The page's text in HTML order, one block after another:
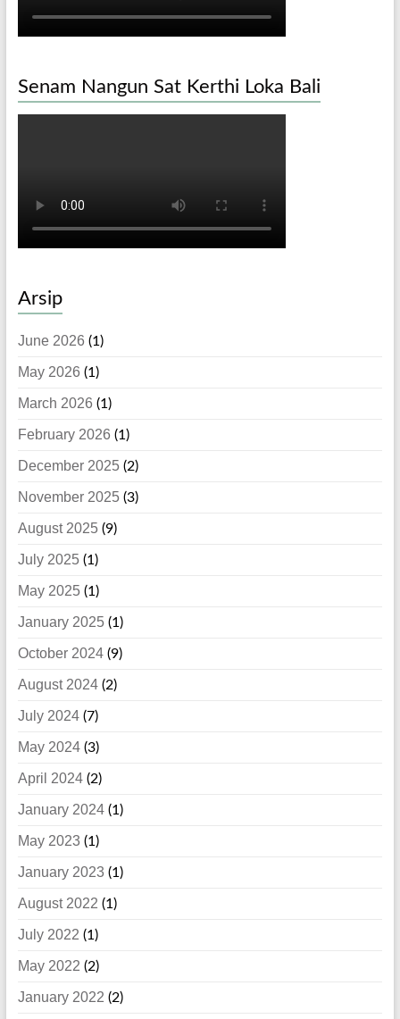
Senam Nangun Sat Kerthi Loka Bali
Arsip
June 2026 (1)
May 2026 (1)
March 2026 (1)
February 2026 (1)
December 2025(2)
November 2025(3)
August 2025(9)
July 2025(1)
May 2025(1)
January 2025(1)
October 2024(9)
August 2024(2)
July 2024(7)
May 2024(3)
April 2024(2)
January 2024(1)
May 2023 (1)
January 2023 (1)
August 2022 (1)
July 2022 (1)
May 2022 (2)
January 2022 (2)